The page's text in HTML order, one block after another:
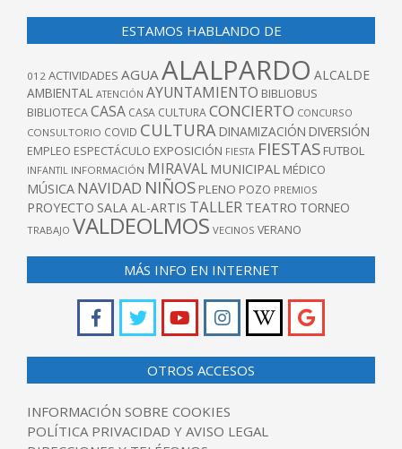
ESTAMOS HABLANDO DE
012 ACTIVIDADES AGUAALALPARDO ALCALDE
AMBIENTAL ATENCIÓN AYUNTAMIENTO BIBLIOBUS
BIBLIOTECACASA CASA CULTURACONCIERTO CONCURSO
CONSULTORIO COVID CULTURA DINAMIZACIÓN DIVERSIÓN
EMPLEO ESPECTÁCULO EXPOSICIÓN FIESTA FIESTAS FUTBOL
INFANTIL INFORMACIÓN MIRAVAL MUNICIPAL MÉDICO
MÚSICA NAVIDAD NIÑOS PLENO POZO PREMIOS
PROYECTO SALA AL-ARTIS TALLER TEATRO TORNEO
TRABAJO VALDEOLMOS VECINOS VERANO
MÁS INFO EN INTERNET
OTROS ACCESOS
INFORMACIÓN SOBRE COOKIES
POLÍTICA PRIVACIDAD Y AVISO LEGAL